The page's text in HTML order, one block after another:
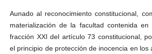
Aunado al reconocimiento constitucional,
materialización de la facultad contenida
fracción XXI del artículo 73 constitucional,
el principio de protección de inocencia en los